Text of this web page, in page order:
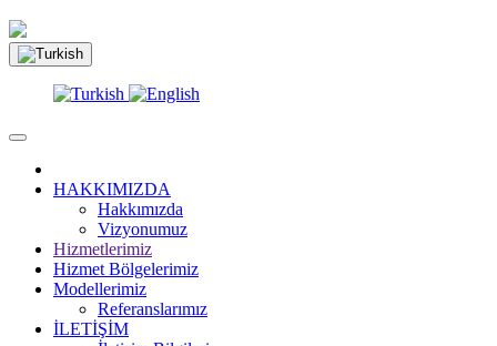
HAKKIMIZDA
Hakkımızda
Vizyonumuz
Hizmetlerimiz
Hizmet Bölgelerimiz
Modellerimiz
Referanslarımız
İLETİŞİM